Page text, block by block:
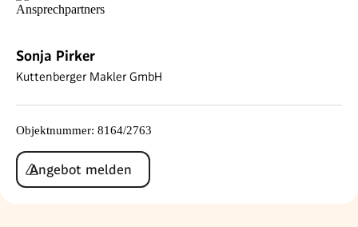
Sonja Pirker
Kuttenberger Makler GmbH
Objektnummer: 8164/2763
Angebot melden